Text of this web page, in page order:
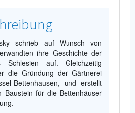
schrieb auf Wunsch von
ihre Geschichte der
Schlesien auf. Gleichzeitig
die Gründung der Gärtnerei
Bettenhausen, und erstellt
Baustein für die Bettenhäuser